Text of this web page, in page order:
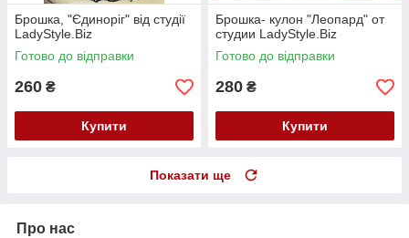
Брошка, "Єдиноріг" від студії
LadyStyle.Biz
Готово до відправки
260 ₴
Купити
Брошка- кулон "Леопард" от
студии LadyStyle.Biz
Готово до відправки
280 ₴
Купити
Показати ще
Про нас